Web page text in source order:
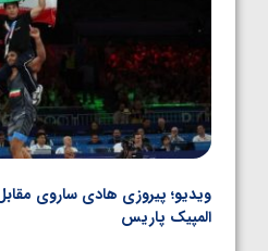
ویدیو؛ پیروزی هادی ساروی مقابل
المپیک پاریس